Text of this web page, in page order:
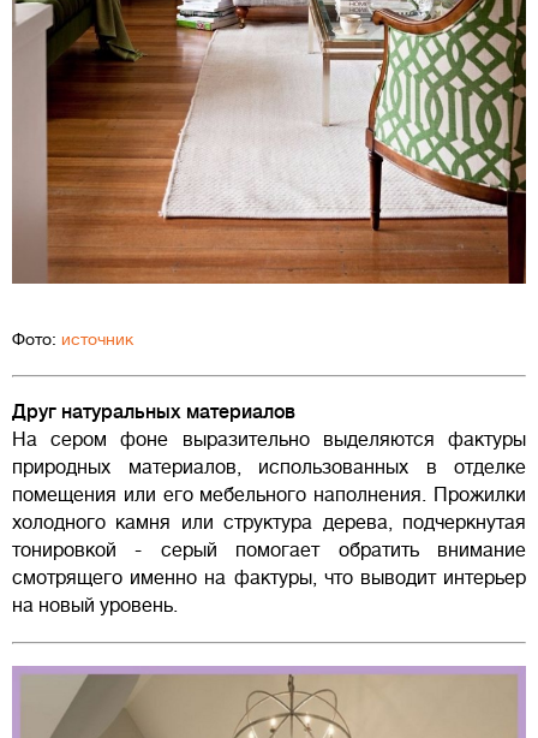
Фото: источник
Друг натуральных материалов
На сером фоне выразительно выделяются фактуры
природных материалов, использованных в отделке
помещения или его мебельного наполнения. Прожилки
холодного камня или структура дерева, подчеркнутая
тонировкой - серый помогает обратить внимание
смотрящего именно на фактуры, что выводит интерьер
на новый уровень.